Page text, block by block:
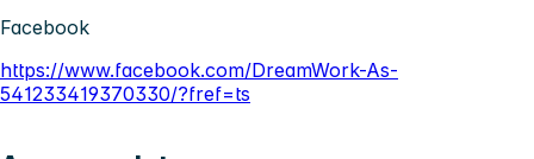
Facebook
https://www.facebook.com/DreamWork-As-
541233419370330/?fref=ts